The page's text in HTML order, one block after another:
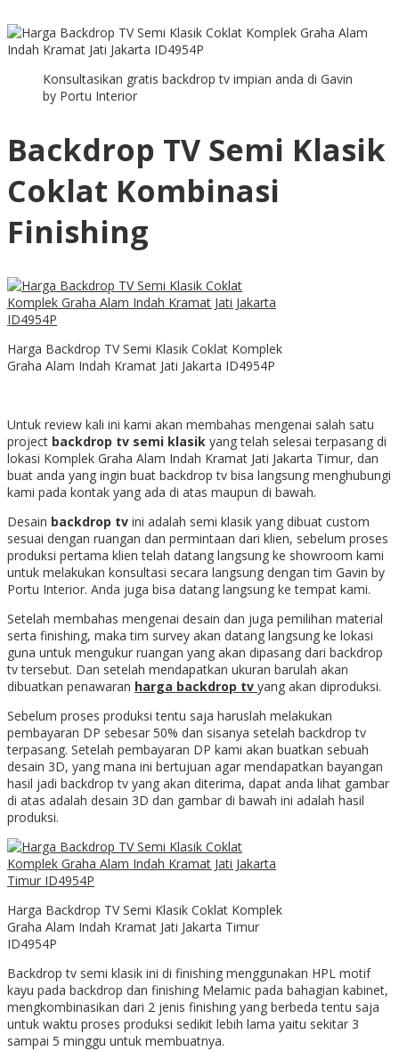
Konsultasikan gratis backdrop tv impian anda di Gavin
by Portu Interior
Backdrop TV Semi Klasik
Coklat Kombinasi
Finishing
Harga Backdrop TV Semi Klasik Coklat Komplek
Graha Alam Indah Kramat Jati Jakarta ID4954P
Untuk review kali ini kami akan membahas mengenai salah satu
project backdrop tv semi klasik yang telah selesai terpasang di
lokasi Komplek Graha Alam Indah Kramat Jati Jakarta Timur, dan
buat anda yang ingin buat backdrop tv bisa langsung menghubungi
kami pada kontak yang ada di atas maupun di bawah.
Desain backdrop tv ini adalah semi klasik yang dibuat custom
sesuai dengan ruangan dan permintaan dari klien, sebelum proses
produksi pertama klien telah datang langsung ke showroom kami
untuk melakukan konsultasi secara langsung dengan tim Gavin by
Portu Interior. Anda juga bisa datang langsung ke tempat kami.
Setelah membahas mengenai desain dan juga pemilihan material
serta finishing, maka tim survey akan datang langsung ke lokasi
guna untuk mengukur ruangan yang akan dipasang dari backdrop
tv tersebut. Dan setelah mendapatkan ukuran barulah akan
dibuatkan penawaran harga backdrop tv yang akan diproduksi.
Sebelum proses produksi tentu saja haruslah melakukan
pembayaran DP sebesar 50% dan sisanya setelah backdrop tv
terpasang. Setelah pembayaran DP kami akan buatkan sebuah
desain 3D, yang mana ini bertujuan agar mendapatkan bayangan
hasil jadi backdrop tv yang akan diterima, dapat anda lihat gambar
di atas adalah desain 3D dan gambar di bawah ini adalah hasil
produksi.
Harga Backdrop TV Semi Klasik Coklat Komplek
Graha Alam Indah Kramat Jati Jakarta Timur
ID4954P
Backdrop tv semi klasik ini di finishing menggunakan HPL motif
kayu pada backdrop dan finishing Melamic pada bahagian kabinet,
mengkombinasikan dari 2 jenis finishing yang berbeda tentu saja
untuk waktu proses produksi sedikit lebih lama yaitu sekitar 3
sampai 5 minggu untuk membuatnya.